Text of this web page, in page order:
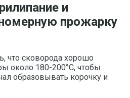
и
прожарку
что сковорода хорошо
около 180-200°C, чтобы
образовывать корочку и